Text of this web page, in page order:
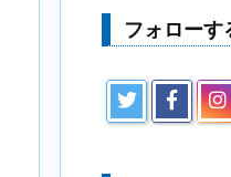
フォローす